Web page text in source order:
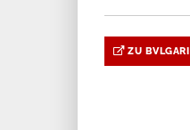
ZU BVLGARI